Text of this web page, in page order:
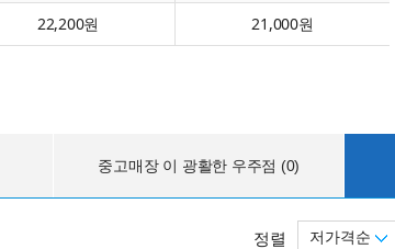
22,200원 21,000원
중고매장 이 광활한 우주점 (0)
정렬 저가격순